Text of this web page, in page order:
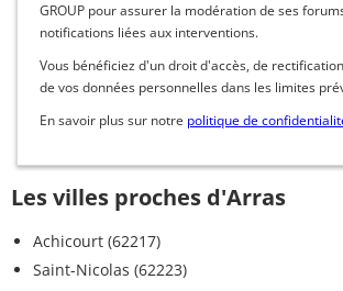
GROUP pour assurer la modération de ses
notifications liées aux interventions.
Vous bénéficiez d'un droit d'accès, de
de vos données personnelles dans les limites
En savoir plus sur notre politique de
Les villes proches d'Arras
Achicourt (62217)
Saint-Nicolas (62223)